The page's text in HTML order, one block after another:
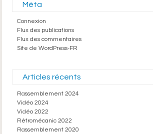
Méta
Connexion
Flux des publications
Flux des commentaires
Site de WordPress-FR
Articles récents
Rassemblement 2024
Vidéo 2024
Vidéo 2022
Rétromécanic 2022
Rassemblement 2020